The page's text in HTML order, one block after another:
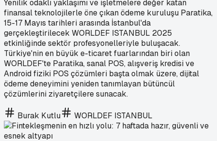
Yenilik odaklı yaklaşımı ve işletmelere değer katan
finansal teknolojilerle öne çıkan ödeme kuruluşu Paratika,
15-17 Mayıs tarihleri arasında İstanbul'da
gerçekleştirilecek WORLDEF ISTANBUL 2025
etkinliğinde sektör profesyonelleriyle buluşacak.
Türkiye'nin en büyük e-ticaret fuarlarından biri olan
WORLDEF'te Paratika, sanal POS, alışveriş kredisi ve
Android fiziki POS çözümleri başta olmak üzere, dijital
ödeme deneyimini yeniden tanımlayan bütüncül
çözümlerini ziyaretçilere sunacak.
Burak Kutlu WORLDEF ISTANBUL